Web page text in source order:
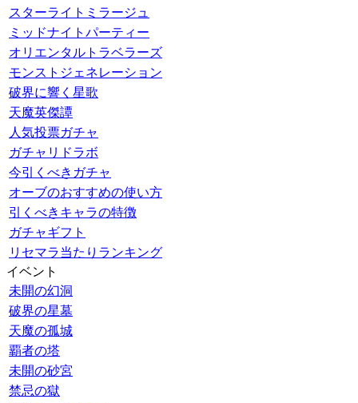
スターライトミラージュ
ミッドナイトパーティー
オリエンタルトラベラーズ
モンストジェネレーション
破界に響く星歌
天魔英傑譚
人気投票ガチャ
ガチャリドラボ
今引くべきガチャ
オーブのおすすめの使い方
引くべきキャラの特徴
ガチャギフト
リセマラ当たりランキング
イベント
未開の幻洞
破界の星墓
天魔の孤城
覇者の塔
未開の砂宮
禁忌の獄